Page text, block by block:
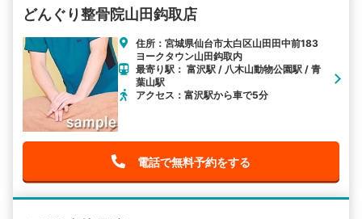
どんぐり整骨院山田鈎取店
住所：宮城県仙台市太白区山田田中前183
ヨークタウン山田鈎取内
最寄り駅： 富沢駅 / 八木山動物公園駅 / 青
葉山駅
アクセス：富沢駅から車で5分
電話で無料予約をする